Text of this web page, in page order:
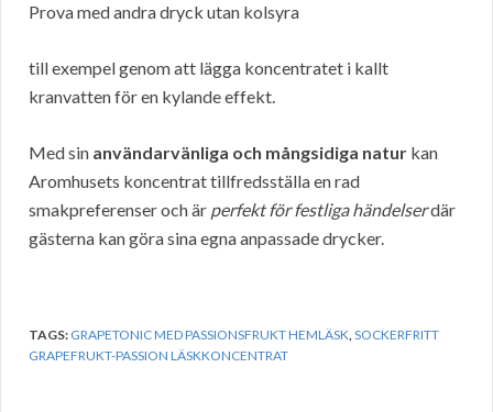
Prova med andra dryck utan kolsyra
till exempel genom att lägga koncentratet i kallt
kranvatten för en kylande effekt.
Med sin användarvänliga och mångsidiga natur kan
Aromhusets koncentrat tillfredsställa en rad
smakpreferenser och är perfekt för festliga händelserdär
gästerna kan göra sina egna anpassade drycker.
TAGS: GRAPETONIC MED PASSIONSFRUKT HEMLÄSK,SOCKERFRITT
GRAPEFRUKT-PASSION LÄSKKONCENTRAT